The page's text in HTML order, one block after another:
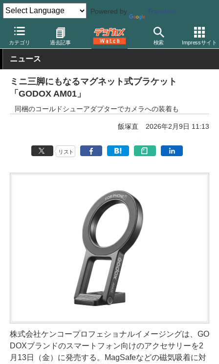
Powered by Translate
カテゴリ 過去記事 検索 Impressサイト
デジカメ Watch 撮影用品 三脚/一脚/雲台
ニュース
ミニ三脚にもなるマグネット式ブラケット
「GODOX AM01」
同梱のコールドシューアダプターでカメラへの装着も
飯塚直 2026年2月9日 11:13
リスト
株式会社ケンコープロフェショナルイメージングは、GO
DOXブランドのスマートフォン向けのアクセサリーを2
月13日（金）に発売する。MagSafeなどの磁気吸着に対